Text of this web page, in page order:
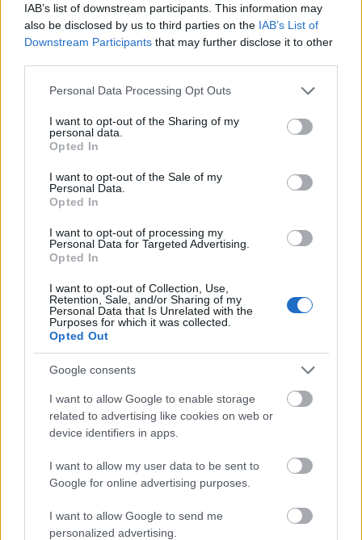
IAB’s list of downstream participants. This information may
also be disclosed by us to third parties on the IAB’s List of
Downstream Participants that may further disclose it to other
Please note that this website/app uses one or more Google
not limited to your visit or usage behaviour. You may click to
grant or deny consent to Google and its third-party tags to
use your data for below specified purposes in below Google
consent section.
Personal Data Processing Opt Outs
I want to opt-out of the Sharing of my
personal data.
Opted In
I want to opt-out of the Sale of my
Personal Data.
Opted In
I want to opt-out of processing my
Personal Data for Targeted Advertising.
Opted In
I want to opt-out of Collection, Use,
Retention, Sale, and/or Sharing of my
Personal Data that Is Unrelated with the
Purposes for which it was collected.
Opted Out
Google consents
I want to allow Google to enable storage
related to advertising like cookies on web or
device identifiers in apps.
I want to allow my user data to be sent to
Google for online advertising purposes.
I want to allow Google to send me
personalized advertising.
1990 és 1996 között a Népszabadság
főmunkatársa, 1996-től 2000-ig pozsonyi
tudósítója, 2000 és 2004 között a pozsonyi
Pravda munkatársa volt. Írt könyvet és cikket,
tanulmányt, publicisztikát a
Népszabadságba, a 168 Órába, a Tekintetbe,
a Prágai Tükörbe, a Voproszi Lityeraturiba és
még sok más lapba.
Forrás:MTI
Sajtó Gyász
VECSEI H. MIKLÓS A ZSÁMBÉKI NYÁRI
SZÍNHÁZRÓL